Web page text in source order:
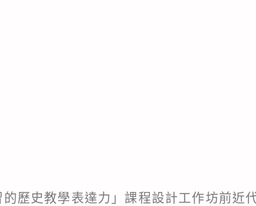
歷史教學表達力」課程設計工作坊前近